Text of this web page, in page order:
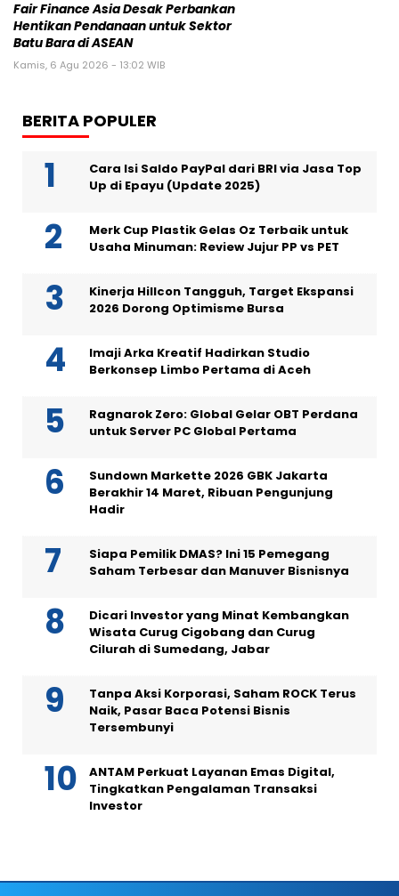
Fair Finance Asia Desak Perbankan
Hentikan Pendanaan untuk Sektor
Batu Bara di ASEAN
Kamis, 6 Agu 2026 - 13:02 WIB
BERITA POPULER
Cara Isi Saldo PayPal dari BRI via Jasa Top
Up di Epayu (Update 2025)
Merk Cup Plastik Gelas Oz Terbaik untuk
Usaha Minuman: Review Jujur PP vs PET
Kinerja Hillcon Tangguh, Target Ekspansi
2026 Dorong Optimisme Bursa
Imaji Arka Kreatif Hadirkan Studio
Berkonsep Limbo Pertama di Aceh
Ragnarok Zero: Global Gelar OBT Perdana
untuk Server PC Global Pertama
Sundown Markette 2026 GBK Jakarta
Berakhir 14 Maret, Ribuan Pengunjung
Hadir
Siapa Pemilik DMAS? Ini 15 Pemegang
Saham Terbesar dan Manuver Bisnisnya
Dicari Investor yang Minat Kembangkan
Wisata Curug Cigobang dan Curug
Cilurah di Sumedang, Jabar
Tanpa Aksi Korporasi, Saham ROCK Terus
Naik, Pasar Baca Potensi Bisnis
Tersembunyi
ANTAM Perkuat Layanan Emas Digital,
Tingkatkan Pengalaman Transaksi
Investor